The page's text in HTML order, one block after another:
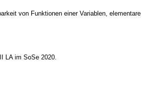
von Funktionen einer Variablen, elementare
LA im SoSe 2020.